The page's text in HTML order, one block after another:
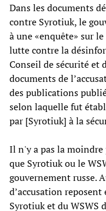
Dans les documents
contre Syrotiuk, le
à une «enquête» sur
lutte contre la
Conseil de sécurité et
documents de
des publications
selon laquelle fut
par [Syrotiuk] à la
Il n'y a pas la
que Syrotiuk ou le
gouvernement russe.
d’accusation
Syrotiuk et du WSWS